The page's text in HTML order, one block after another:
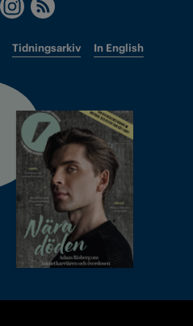
Tidningsarkiv In English